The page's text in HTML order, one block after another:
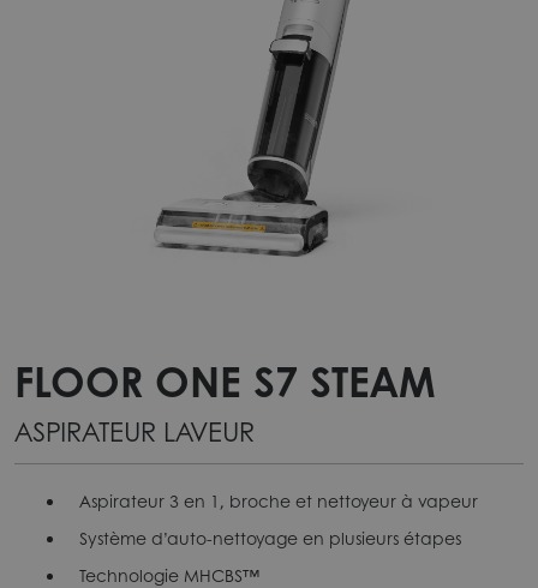
FLOOR ONE S7 STEAM
ASPIRATEUR LAVEUR
Aspirateur 3 en 1, broche et nettoyeur à vapeur
Système d’auto-nettoyage en plusieurs étapes
Technologie MHCBS™